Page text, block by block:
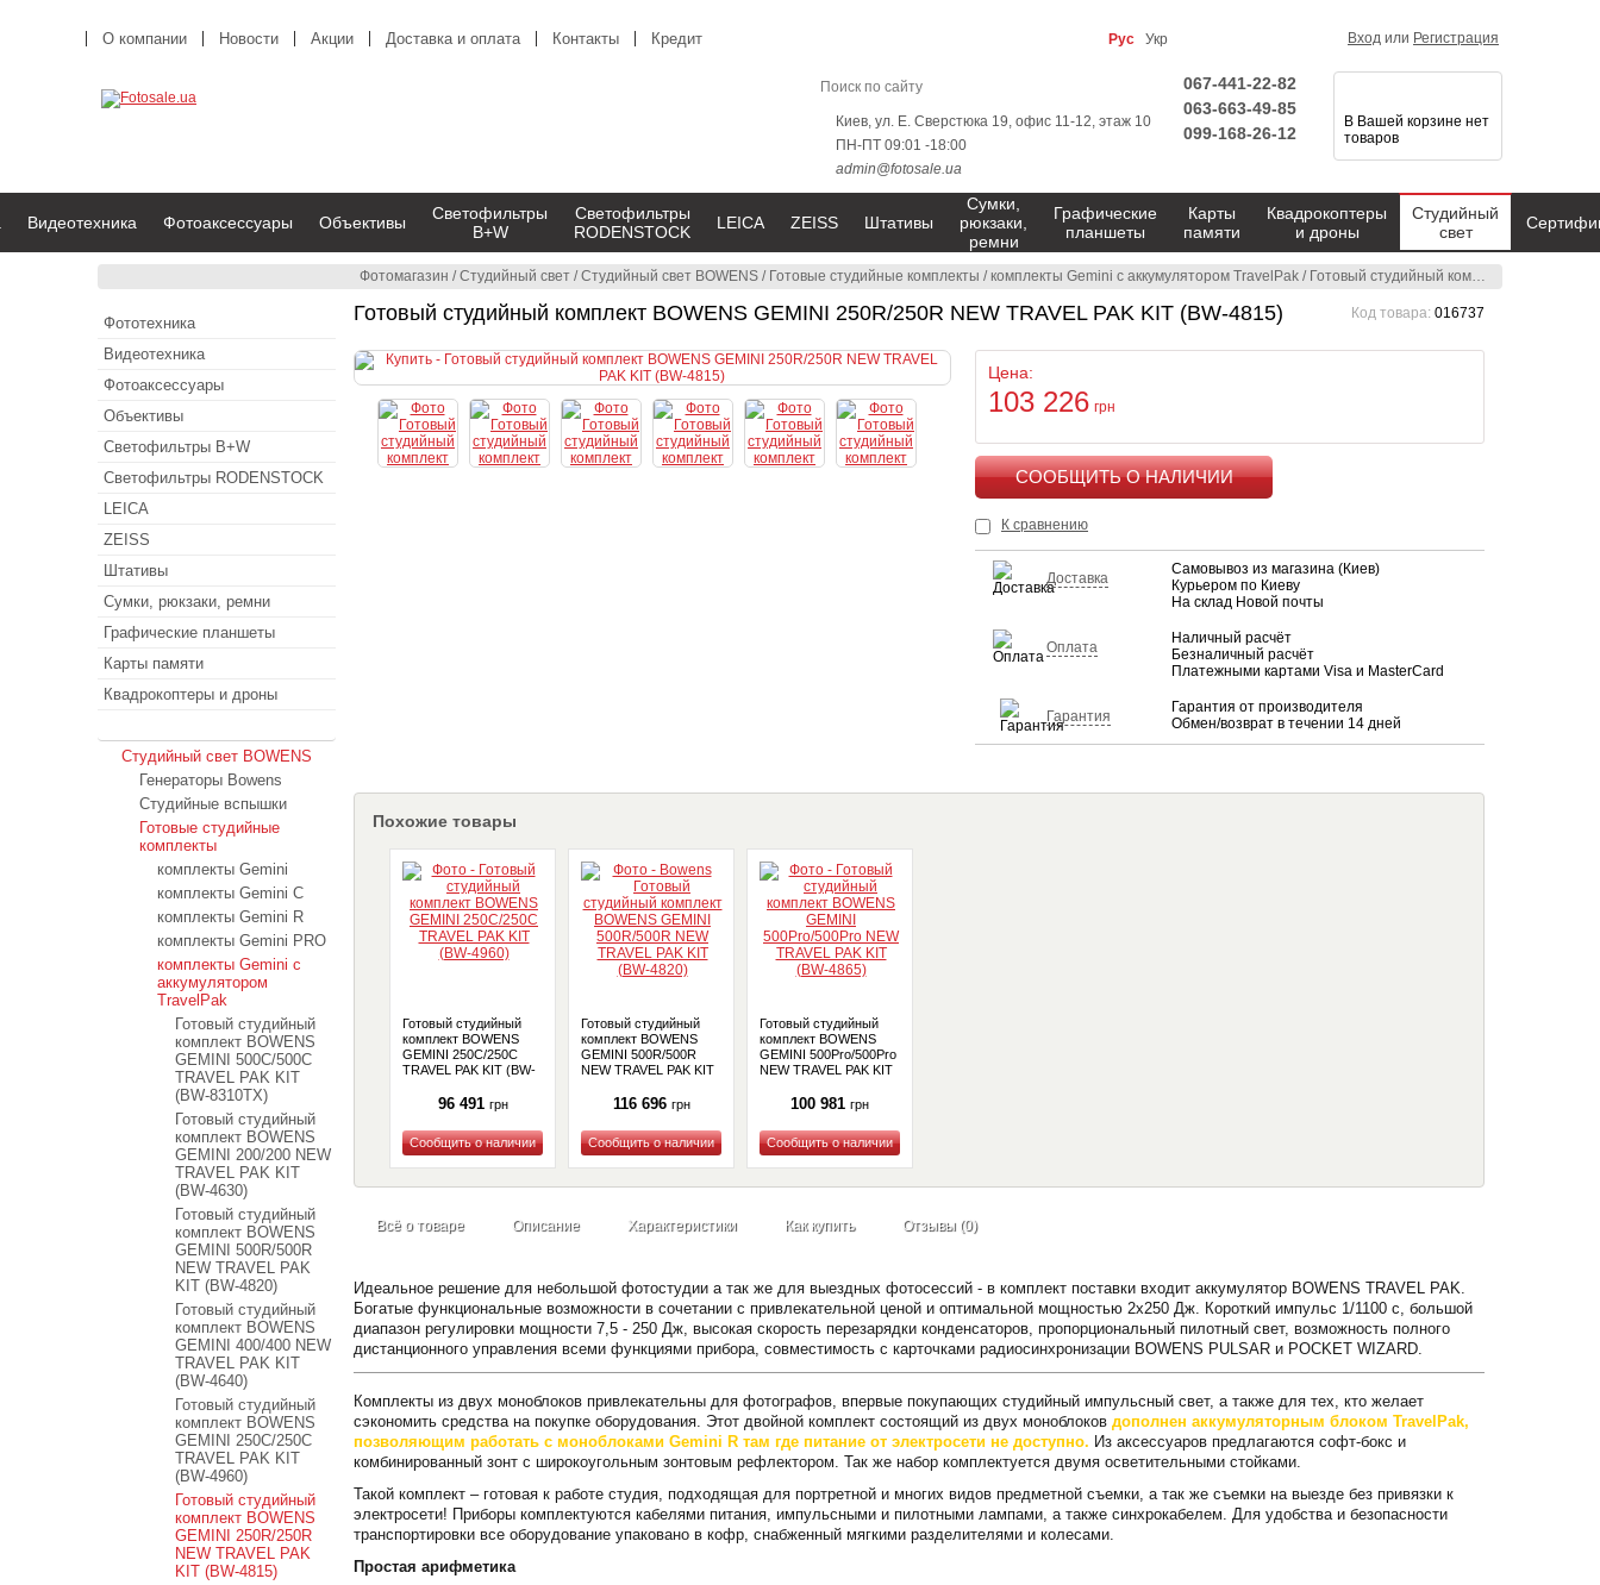
Фотомагазин /Студийный свет /Студийный свет BOWENS / Готовые студийные комплекты /комплекты Gemini с аккумулятором TravelPak / Готовый студийный комплект BOWENS GEMINI 250R/250R NEW TRAVEL PAK KIT (BW-4815)
Готовый студийный комплект BOWENS GEMINI 250R/250R NEW TRAVEL PAK KIT (BW-4815) Код товара: 016737
Цена:
103 226 грн
К сравнению
Доставка
Самовывоз из магазина (Киев)
Курьером по Киеву
На склад Новой почты
Оплата
Наличный расчёт
Безналичный расчёт
Платежными картами Visa и MasterCard
Гарантия
Гарантия от производителя
Обмен/возврат в течении 14 дней
Похожие товары
Готовый студийный
комплект BOWENS
GEMINI 250C/250C
TRAVEL PAK KIT (BW-
96 491 грн
Купить
Готовый студийный
комплект BOWENS
GEMINI 500R/500R
NEW TRAVEL PAK KIT
116 696 грн
Купить
Готовый студийный
комплект BOWENS
GEMINI 500Pro/500Pro
NEW TRAVEL PAK KIT
100 981 грн
Купить
Всё о товаре Описание Характеристики Как купить Отзывы (0)
Идеальное решение для небольшой фотостудии а так же для выездных фотосессий - в комплект поставки входит аккумулятор BOWENS TRAVEL PAK.
Богатые функциональные возможности в сочетании с привлекательной ценой и оптимальной мощностью 2х250 Дж. Короткий импульс 1/1100 с, большой
диапазон регулировки мощности 7,5 - 250 Дж, высокая скорость перезарядки конденсаторов, пропорциональный пилотный свет, возможность полного
дистанционного управления всеми функциями прибора, совместимость с карточками радиосинхронизации BOWENS PULSAR и POCKET WIZARD.
Комплекты из двух моноблоков привлекательны для фотографов, впервые покупающих студийный импульсный свет, а также для тех, кто желает
сэкономить средства на покупке оборудования. Этот двойной комплект состоящий из двух моноблоков дополнен аккумуляторным блоком TravelPak,
позволяющим работать с моноблоками Gemini R там где питание от электросети не доступно. Из аксессуаров предлагаются софт-бокс и
комбинированный зонт с широкоугольным зонтовым рефлектором. Так же набор комплектуется двумя осветительными стойками.
Такой комплект – готовая к работе студия, подходящая для портретной и многих видов предметной съемки, а так же съемки на выезде без привязки к
электросети! Приборы комплектуются кабелями питания, импульсными и пилотными лампами, а также синхрокабелем. Для удобства и безопасности
транспортировки все оборудование упаковано в кофр, снабженный мягкими разделителями и колесами.
Простая арифметика
О компании Новости Акции Доставка и оплата Контакты Кредит Рус Укр Вход или Регистрация
Киев, ул. Е. Сверстюка 19, офис 11-12, этаж 10
ПН-ПТ 09:01 -18:00
admin@fotosale.ua
067-441-22-82
063-663-49-85
099-168-26-12
В Вашей корзине нет
товаров
Видеотехника Фотоаксессуары Объективы
Светофильтры
B+W
Светофильтры
RODENSTOCK
LEICA ZEISS Штативы
Сумки,
рюкзаки,
ремни
Графические
планшеты
Карты
памяти
Квадрокоптеры
и дроны
Студийный
свет
Фототехника
Видеотехника
Фотоаксессуары
Объективы
Светофильтры B+W
Светофильтры RODENSTOCK
LEICA
ZEISS
Штативы
Сумки, рюкзаки, ремни
Графические планшеты
Карты памяти
Квадрокоптеры и дроны
Студийный свет BOWENS
Генераторы Bowens
Студийные вспышки
Готовые студийные
комплекты
комплекты Gemini
комплекты Gemini C
комплекты Gemini R
комплекты Gemini PRO
комплекты Gemini с
аккумулятором
TravelPak
Готовый студийный
комплект BOWENS
GEMINI 500C/500C
TRAVEL PAK KIT
(BW-8310TX)
Готовый студийный
комплект BOWENS
GEMINI 200/200 NEW
TRAVEL PAK KIT
(BW-4630)
Готовый студийный
комплект BOWENS
GEMINI 500R/500R
NEW TRAVEL PAK
KIT (BW-4820)
Готовый студийный
комплект BOWENS
GEMINI 400/400 NEW
TRAVEL PAK KIT
(BW-4640)
Готовый студийный
комплект BOWENS
GEMINI 250C/250C
TRAVEL PAK KIT
(BW-4960)
Готовый студийный
комплект BOWENS
GEMINI 250R/250R
NEW TRAVEL PAK
KIT (BW-4815)